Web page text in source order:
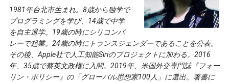
1981年台北市生まれ。8歳から独学で
プログラミングを学び、14歳で中学
を自主退学。19歳の時にシリコンバ
レーで起業。24歳の時にトランスジェンダーであることを公表。
その後、Apple社で人工知能Siriのプロジェクトに加わる。2016
年、35歳で蔡英文政権に入閣。2019年、米国外交専門誌『フォー
リン・ポリシー』の「グローバル思想家100人」に選出。著書に